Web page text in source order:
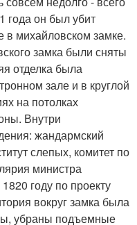
года он был убит
в михайловском замке.
замка были сняты
отделка была
зале и в круглой
на потолках
Внутри
жандармский
слепых, комитет по
министра
году по проекту
вокруг замка была
убраны подъемные